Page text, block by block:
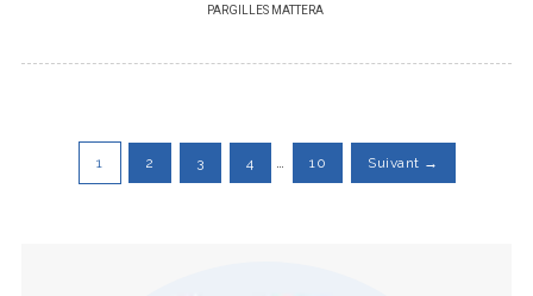
PARGILLES MATTERA
1 2 3 4 10 Suivant →